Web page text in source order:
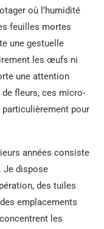
où l’humidité
feuilles mortes
une gestuelle
les œufs ni
une attention
fleurs, ces micro-
pour
années consiste
. Je dispose
des tuiles
emplacements
les